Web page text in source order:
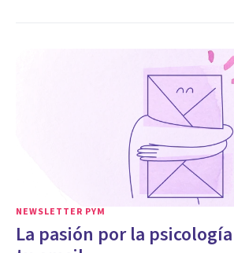
NEWSLETTER PYM
La pasión por la